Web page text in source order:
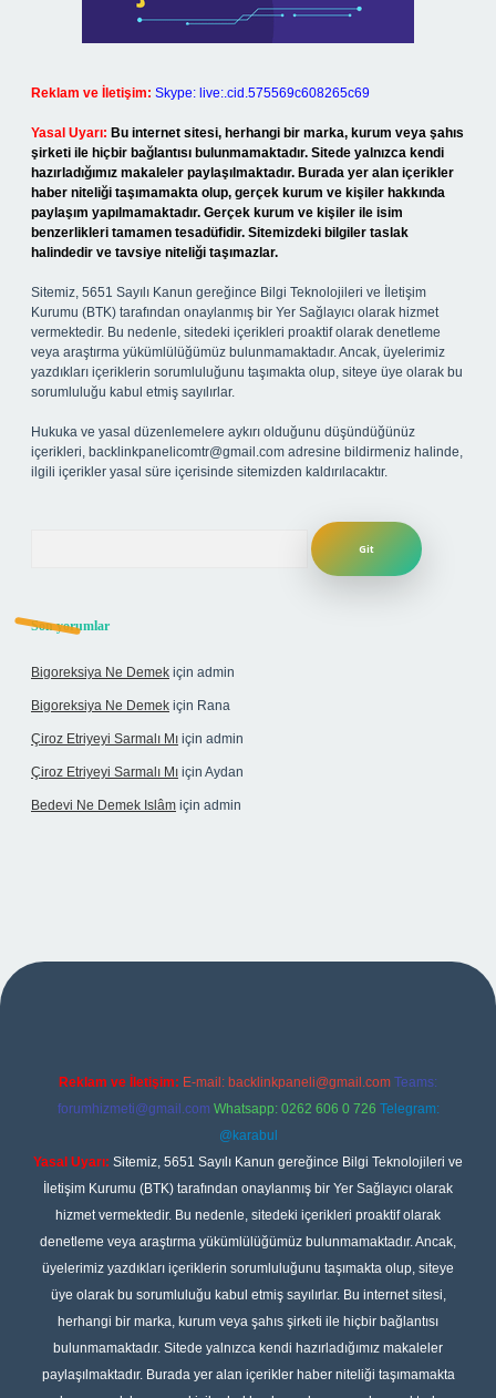
Reklam ve İletişim: Skype: live:.cid.575569c608265c69
Yasal Uyarı: Bu internet sitesi, herhangi bir marka, kurum veya şahıs
şirketi ile hiçbir bağlantısı bulunmamaktadır. Sitede yalnızca kendi
hazırladığımız makaleler paylaşılmaktadır. Burada yer alan içerikler
haber niteliği taşımamakta olup, gerçek kurum ve kişiler hakkında
paylaşım yapılmamaktadır. Gerçek kurum ve kişiler ile isim
benzerlikleri tamamen tesadüfidir. Sitemizdeki bilgiler taslak
halindedir ve tavsiye niteliği taşımazlar.
Sitemiz, 5651 Sayılı Kanun gereğince Bilgi Teknolojileri ve İletişim
Kurumu (BTK) tarafından onaylanmış bir Yer Sağlayıcı olarak hizmet
vermektedir. Bu nedenle, sitedeki içerikleri proaktif olarak denetleme
veya araştırma yükümlülüğümüz bulunmamaktadır. Ancak, üyelerimiz
yazdıkları içeriklerin sorumluluğunu taşımakta olup, siteye üye olarak bu
sorumluluğu kabul etmiş sayılırlar.
Hukuka ve yasal düzenlemelere aykırı olduğunu düşündüğünüz
içerikleri, backlinkpanelicomtr@gmail.com adresine bildirmeniz halinde,
ilgili içerikler yasal süre içerisinde sitemizden kaldırılacaktır.
Son yorumlar
Bigoreksiya Ne Demek için admin
Bigoreksiya Ne Demek için Rana
Çiroz Etriyeyi Sarmalı Mı için admin
Çiroz Etriyeyi Sarmalı Mı için Aydan
Bedevi Ne Demek Islâm için admin
Reklam ve İletişim: E-mail: backlinkpaneli@gmail.com Teams:
forumhizmeti@gmail.com Whatsapp: 0262 606 0 726 Telegram:
@karabul
Yasal Uyarı: Sitemiz, 5651 Sayılı Kanun gereğince Bilgi Teknolojileri ve
İletişim Kurumu (BTK) tarafından onaylanmış bir Yer Sağlayıcı olarak
hizmet vermektedir. Bu nedenle, sitedeki içerikleri proaktif olarak
denetleme veya araştırma yükümlülüğümüz bulunmamaktadır. Ancak,
üyelerimiz yazdıkları içeriklerin sorumluluğunu taşımakta olup, siteye
üye olarak bu sorumluluğu kabul etmiş sayılırlar. Bu internet sitesi,
herhangi bir marka, kurum veya şahıs şirketi ile hiçbir bağlantısı
bulunmamaktadır. Sitede yalnızca kendi hazırladığımız makaleler
paylaşılmaktadır. Burada yer alan içerikler haber niteliği taşımamakta